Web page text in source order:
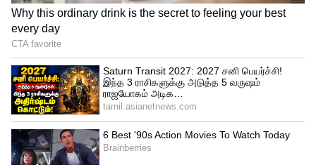
அதே போல் தலைமை காவலர் பணிக்கு
நிலை 4யின் படி மாத சம்பளமாக ரூ. 25,500
- ரூ. 81,100 வரை வழங்கப்படும்.
தேர்வு செய்யப்படும் முறை :
உடற்தகுதி, எழுத்து, திறனறிவு ஆகிய